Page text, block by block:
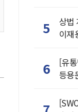
5
상법
이재
6
[유
등